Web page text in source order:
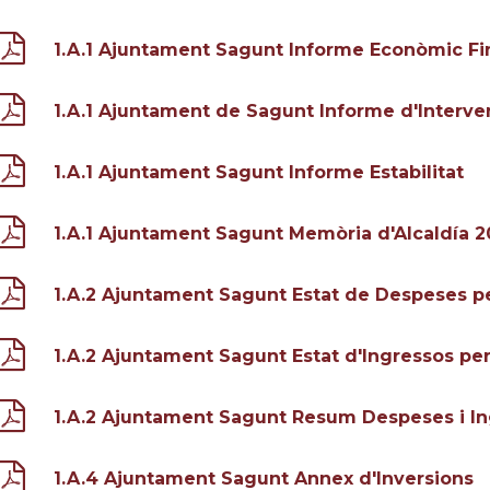
1.A.1 Ajuntament Sagunt Informe Econòmic
1.A.1 Ajuntament de Sagunt Informe
1.A.1 Ajuntament Sagunt Informe Estabilitat
1.A.1 Ajuntament Sagunt Memòria d'Alcaldía
1.A.2 Ajuntament Sagunt Estat de Despeses
1.A.2 Ajuntament Sagunt Estat d'Ingressos
1.A.2 Ajuntament Sagunt Resum Despeses i
1.A.4 Ajuntament Sagunt Annex d'Inversions